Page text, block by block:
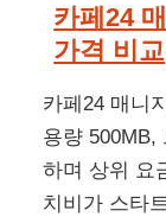
카페24
가격 비교
카페24 매니
용량 500MB,
하며 상위 요
치비가 스타